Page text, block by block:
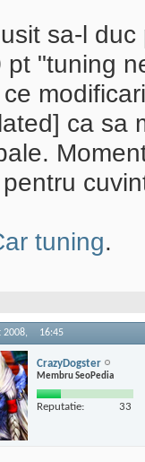
sa-l
pt "tuning
ca sa
tuning.
2008, 16:45
CrazyDogster
Membru SeoPedia
Reputatie: 33